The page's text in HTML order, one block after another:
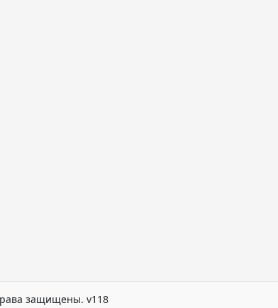
защищены. v118